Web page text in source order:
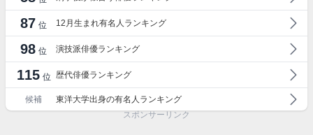
87 位 12月生まれ有名人ランキング
98 位 演技派俳優ランキング
115 位 歴代俳優ランキング
候補
東洋大学出身の有名人ランキング
スポンサーリンク